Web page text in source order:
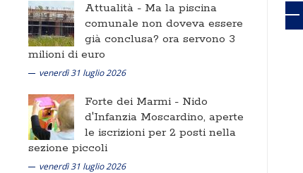
Attualità - Ma la piscina
comunale non doveva essere
già conclusa? ora servono 3
milioni di euro
venerdì 31 luglio 2026
Forte dei Marmi - Nido
d'Infanzia Moscardino, aperte
le iscrizioni per 2 posti nella
sezione piccoli
venerdì 31 luglio 2026